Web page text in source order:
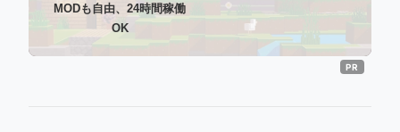
MODも自由、24時間稼働
OK